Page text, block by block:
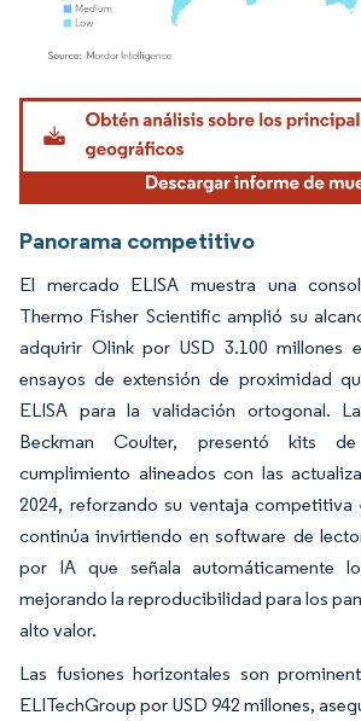
Imagen © Mordor Intelligence. El uso requiere
Panorama competitivo
El mercado ELISA muestra una
Thermo Fisher Scientific amplió su
adquirir Olink por USD 3.100 millones
ensayos de extensión de proximidad
ELISA para la validación ortogonal.
Beckman Coulter, presentó kits
cumplimiento alineados con las
2024, reforzando su ventaja competitiva
continúa invirtiendo en software de
por IA que señala automáticamente
mejorando la reproducibilidad para los
alto valor.
Las fusiones horizontales son
ELITechGroup por USD 942 millones,